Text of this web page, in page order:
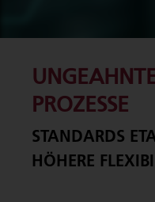
PROZESSE
STANDARDS
HÖHERE